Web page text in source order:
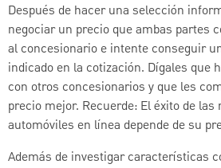
Después de hacer una selección
negociar un precio que ambas partes
al concesionario e intente conseguir
indicado en la cotización. Dígales que
con otros concesionarios y que les
precio mejor. Recuerde: El éxito de las
automóviles en línea depende de su
Además de investigar características